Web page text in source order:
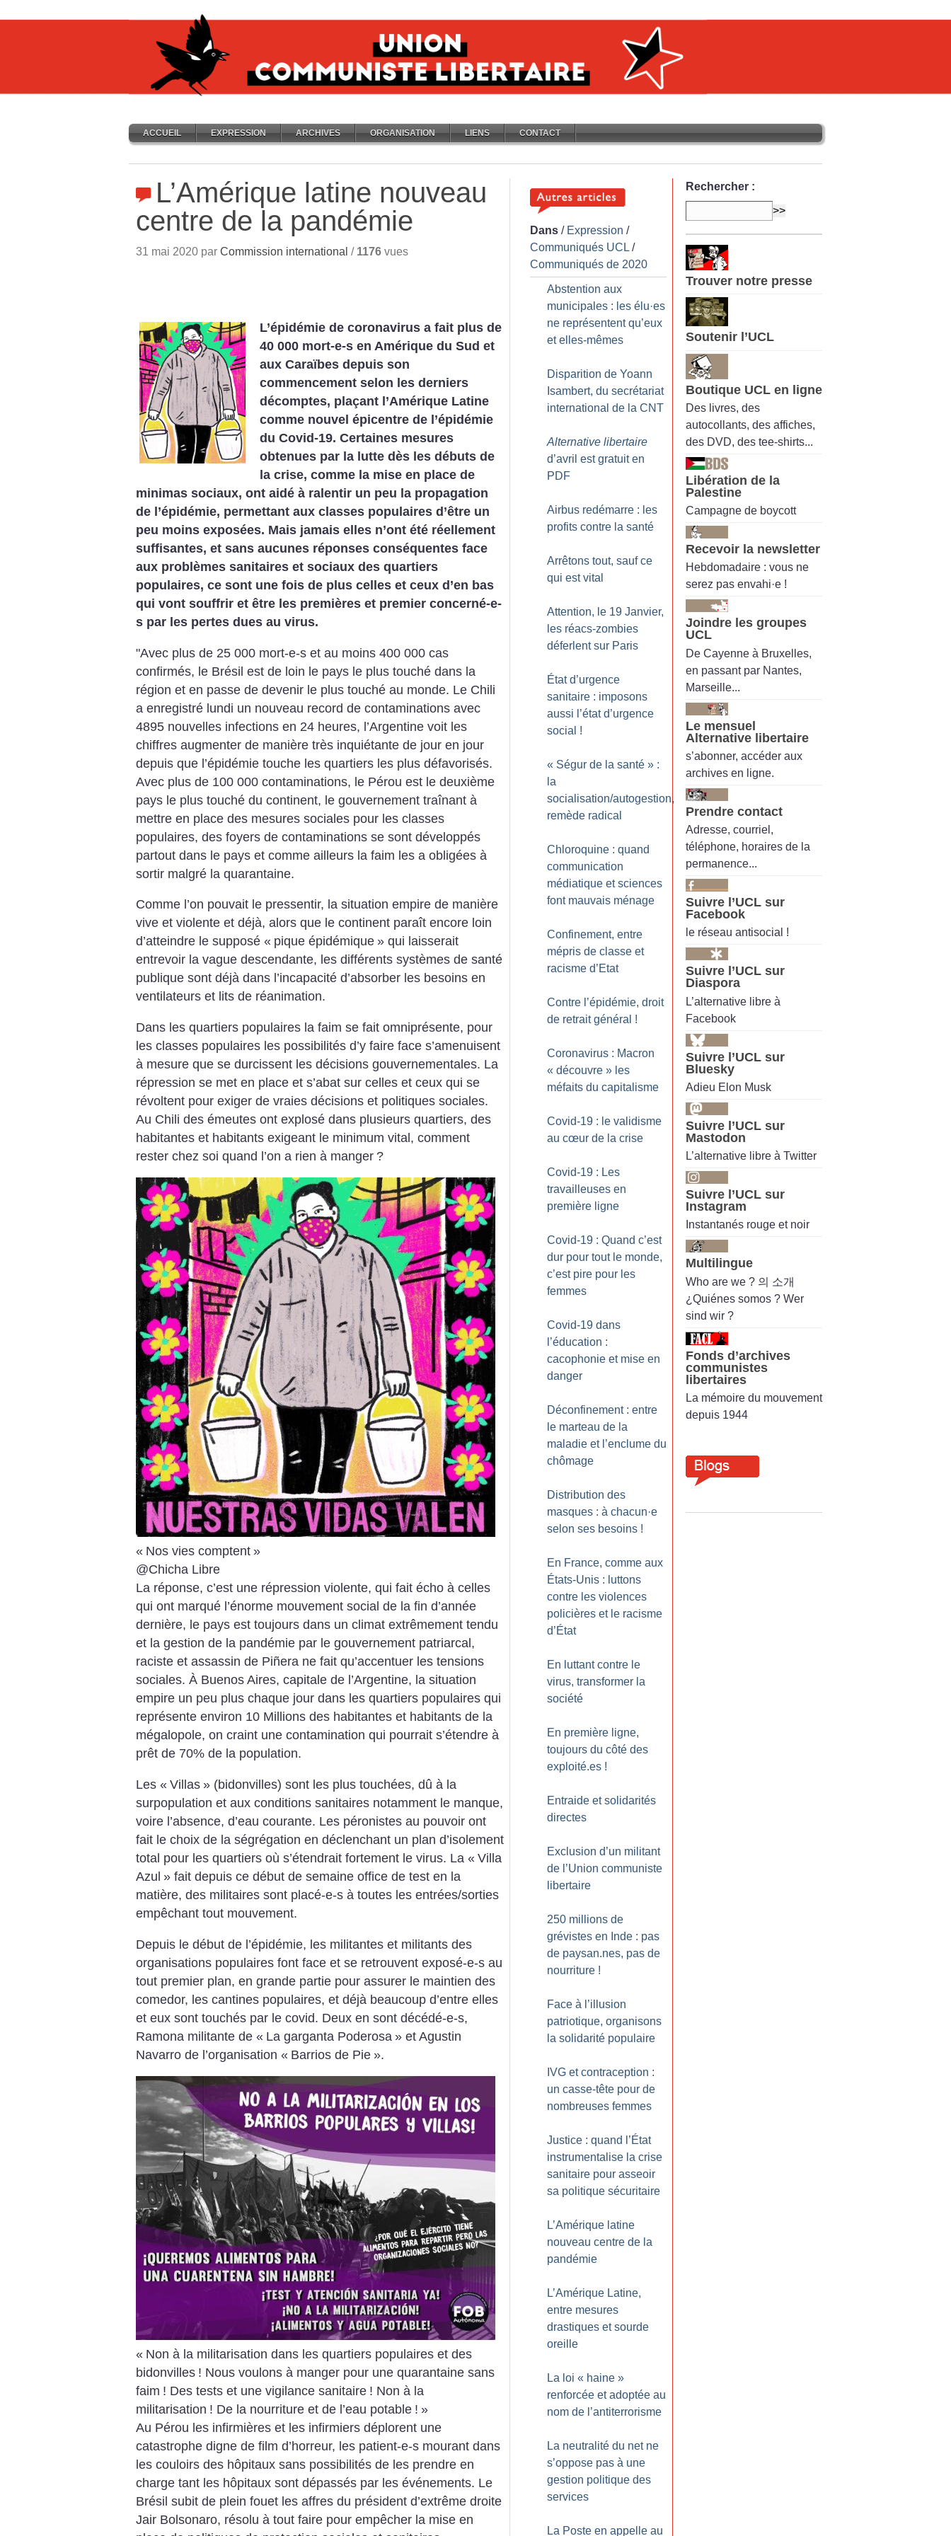
ACCUEIL EXPRESSION ARCHIVES ORGANISATION LIENS CONTACT
L’Amérique latine nouveau
centre de la pandémie
31 mai 2020 par Commission international / 1176 vues
L’épidémie de coronavirus a fait plus de
40 000 mort-e-s en Amérique du Sud et
aux Caraïbes depuis son
commencement selon les derniers
décomptes, plaçant l’Amérique Latine
comme nouvel épicentre de l’épidémie
du Covid-19. Certaines mesures
obtenues par la lutte dès les débuts de
la crise, comme la mise en place de
minimas sociaux, ont aidé à ralentir un peu la propagation
de l’épidémie, permettant aux classes populaires d’être un
peu moins exposées. Mais jamais elles n’ont été réellement
suffisantes, et sans aucunes réponses conséquentes face
aux problèmes sanitaires et sociaux des quartiers
populaires, ce sont une fois de plus celles et ceux d’en bas
qui vont souffrir et être les premières et premier concerné-e-
s par les pertes dues au virus.
"Avec plus de 25 000 mort-e-s et au moins 400 000 cas
confirmés, le Brésil est de loin le pays le plus touché dans la
région et en passe de devenir le plus touché au monde. Le Chili
a enregistré lundi un nouveau record de contaminations avec
4895 nouvelles infections en 24 heures, l’Argentine voit les
chiffres augmenter de manière très inquiétante de jour en jour
depuis que l’épidémie touche les quartiers les plus défavorisés.
Avec plus de 100 000 contaminations, le Pérou est le deuxième
pays le plus touché du continent, le gouvernement traînant à
mettre en place des mesures sociales pour les classes
populaires, des foyers de contaminations se sont développés
partout dans le pays et comme ailleurs la faim les a obligées à
sortir malgré la quarantaine.
Comme l’on pouvait le pressentir, la situation empire de manière
vive et violente et déjà, alors que le continent paraît encore loin
d’atteindre le supposé « pique épidémique » qui laisserait
entrevoir la vague descendante, les différents systèmes de santé
publique sont déjà dans l’incapacité d’absorber les besoins en
ventilateurs et lits de réanimation.
Dans les quartiers populaires la faim se fait omniprésente, pour
les classes populaires les possibilités d’y faire face s’amenuisent
à mesure que se durcissent les décisions gouvernementales. La
répression se met en place et s’abat sur celles et ceux qui se
révoltent pour exiger de vraies décisions et politiques sociales.
Au Chili des émeutes ont explosé dans plusieurs quartiers, des
habitantes et habitants exigeant le minimum vital, comment
rester chez soi quand l’on a rien à manger ?
« Nos vies comptent »
@Chicha Libre
La réponse, c’est une répression violente, qui fait écho à celles
qui ont marqué l’énorme mouvement social de la fin d’année
dernière, le pays est toujours dans un climat extrêmement tendu
et la gestion de la pandémie par le gouvernement patriarcal,
raciste et assassin de Piñera ne fait qu’accentuer les tensions
sociales. À Buenos Aires, capitale de l’Argentine, la situation
empire un peu plus chaque jour dans les quartiers populaires qui
représente environ 10 Millions des habitantes et habitants de la
mégalopole, on craint une contamination qui pourrait s’étendre à
prêt de 70% de la population.
Les « Villas » (bidonvilles) sont les plus touchées, dû à la
surpopulation et aux conditions sanitaires notamment le manque,
voire l’absence, d’eau courante. Les péronistes au pouvoir ont
fait le choix de la ségrégation en déclenchant un plan d’isolement
total pour les quartiers où s’étendrait fortement le virus. La « Villa
Azul » fait depuis ce début de semaine office de test en la
matière, des militaires sont placé-e-s à toutes les entrées/sorties
empêchant tout mouvement.
Depuis le début de l’épidémie, les militantes et militants des
organisations populaires font face et se retrouvent exposé-e-s au
tout premier plan, en grande partie pour assurer le maintien des
comedor, les cantines populaires, et déjà beaucoup d’entre elles
et eux sont touchés par le covid. Deux en sont décédé-e-s,
Ramona militante de « La garganta Poderosa » et Agustin
Navarro de l’organisation « Barrios de Pie ».
« Non à la militarisation dans les quartiers populaires et des
bidonvilles ! Nous voulons à manger pour une quarantaine sans
faim ! Des tests et une vigilance sanitaire ! Non à la
militarisation ! De la nourriture et de l’eau potable ! »
Au Pérou les infirmières et les infirmiers déplorent une
catastrophe digne de film d’horreur, les patient-e-s mourant dans
les couloirs des hôpitaux sans possibilités de les prendre en
charge tant les hôpitaux sont dépassés par les événements. Le
Brésil subit de plein fouet les affres du président d’extrême droite
Jair Bolsonaro, résolu à tout faire pour empêcher la mise en
Dans / Expression /
Communiqués UCL /
Communiqués de 2020
Abstention aux
municipales : les élu·es
ne représentent qu’eux
et elles-mêmes
Disparition de Yoann
Isambert, du secrétariat
international de la CNT
Alternative libertaire
d’avril est gratuit en
PDF
Airbus redémarre : les
profits contre la santé
Arrêtons tout, sauf ce
qui est vital
Attention, le 19 Janvier,
les réacs-zombies
déferlent sur Paris
État d’urgence
sanitaire : imposons
aussi l’état d’urgence
social !
« Ségur de la santé » :
la
socialisation/autogestion,
remède radical
Chloroquine : quand
communication
médiatique et sciences
font mauvais ménage
Confinement, entre
mépris de classe et
racisme d’Etat
Contre l’épidémie, droit
de retrait général !
Coronavirus : Macron
« découvre » les
méfaits du capitalisme
Covid-19 : le validisme
au cœur de la crise
Covid-19 : Les
travailleuses en
première ligne
Covid-19 : Quand c’est
dur pour tout le monde,
c’est pire pour les
femmes
Covid-19 dans
l’éducation :
cacophonie et mise en
danger
Déconfinement : entre
le marteau de la
maladie et l’enclume du
chômage
Distribution des
masques : à chacun·e
selon ses besoins !
En France, comme aux
États-Unis : luttons
contre les violences
policières et le racisme
d’État
En luttant contre le
virus, transformer la
société
En première ligne,
toujours du côté des
exploité.es !
Entraide et solidarités
directes
Exclusion d’un militant
de l’Union communiste
libertaire
250 millions de
grévistes en Inde : pas
de paysan.nes, pas de
nourriture !
Face à l’illusion
patriotique, organisons
la solidarité populaire
IVG et contraception :
un casse-tête pour de
nombreuses femmes
Justice : quand l’État
instrumentalise la crise
sanitaire pour asseoir
sa politique sécuritaire
L’Amérique latine
nouveau centre de la
pandémie
L’Amérique Latine,
entre mesures
drastiques et sourde
oreille
La loi « haine »
renforcée et adoptée au
nom de l’antiterrorisme
La neutralité du net ne
s’oppose pas à une
gestion politique des
services
La Poste en appelle au
Rechercher :
Trouver notre presse
Soutenir l’UCL
Boutique UCL en ligne
Des livres, des
autocollants, des affiches,
des DVD, des tee-shirts...
Libération de la
Palestine
Campagne de boycott
Recevoir la newsletter
Hebdomadaire : vous ne
serez pas envahi·e !
Joindre les groupes
UCL
De Cayenne à Bruxelles,
en passant par Nantes,
Marseille...
Le mensuel
Alternative libertaire
s’abonner, accéder aux
archives en ligne.
Prendre contact
Adresse, courriel,
téléphone, horaires de la
permanence...
Suivre l’UCL sur
Facebook
le réseau antisocial !
Suivre l’UCL sur
Diaspora
L’alternative libre à
Facebook
Suivre l’UCL sur
Bluesky
Adieu Elon Musk
Suivre l’UCL sur
Mastodon
L’alternative libre à Twitter
Suivre l’UCL sur
Instagram
Instantanés rouge et noir
Multilingue
Who are we ? 의 소개
¿Quiénes somos ? Wer
sind wir ?
Fonds d’archives
communistes
libertaires
La mémoire du mouvement
depuis 1944